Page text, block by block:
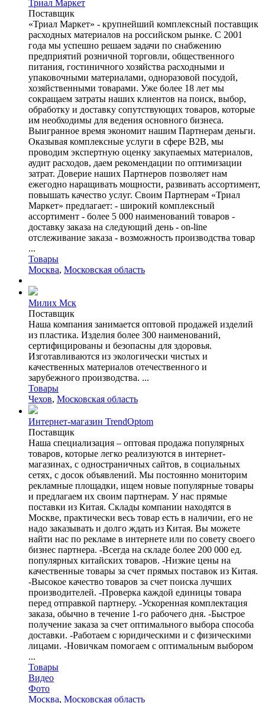
Триал Маркет
Поставщик
«Триал Маркет» - крупнейший комплексный поставщик
расходных материалов на российском рынке. С 2001
года мы успешно решаем задачи по снабжению
предприятий розничной торговли, общественного
питания, гостиничного хозяйства расходными и
упаковочными материалами, одноразовой посудой,
хозяйственными товарами. Уже более 18 лет мы
сокращаем затраты наших клиентов на поиск, выбор,
обработку и доставку сопутствующих товаров, которые
им необходимы для ведения основного бизнеса.
Выигранное время экономит нашим Партнерам деньги.
Оказывая комплексные услуги в сфере B2B, мы
проводим экспертную оценку закупаемых материалов,
аудит расходов, даем рекомендации по оптимизации
затрат. Доверие наших Партнеров позволяет нам
ежегодно наращивать мощности, развивать ассортимент,
повышать качество услуг. Своим Партнерам «Триал
Маркет» предлагает: - широкий комплексный
ассортимент - более 5 000 наименований товаров -
доставку заказа на следующий день - on-line
отслеживание заказа - возможность производства товар
...
Товары
Москва, Московская область
Милих Мск
Поставщик
Наша компания занимается оптовой продажей изделий
из пластика. Изделия более 300 наименований,
сертифицированы и безопасны для здоровья.
Изготавливаются из экологически чистых и
качественных материалов отечественного и
зарубежного производства. ...
Товары
Чехов, Московская область
Интернет-магазин TrendOptom
Поставщик
Наша специализация – оптовая продажа популярных
товаров, которые легко реализуются в интернет-
магазинах, с одностраничных сайтов, в социальных
сетях, с досок объявлений. Мы постоянно мониторим
рекламные площадки, ищем новые популярные товары
и предлагаем их своим партнерам. У нас прямые
поставки из Китая. Склады компании находятся в
Москве, практически весь товар есть в наличии, его не
надо заказывать и долго ждать из Китая. Вы можете
найти нас по рекламе в интернете или по совету своего
бизнес партнера. -Всегда на складе более 200 000 ед.
популярных китайских товаров. -Низкие цены на
качественные товары за счет прямых поставок из Китая.
-Высокое качество товаров за счет поиска лучших
производителей. -Проверка каждой единицы товара
перед отправкой партнеру. -Ускоренная комплектация
заказа, обычно в течение 1-го рабочего дня. -Быстрое
получение заказа за счет оптимального выбора способа
доставки. -Работаем с юридическими и с физическими
лицами. -Новичкам помогаем с оптимальным выбором
...
Товары
Видео
Фото
Москва, Московская область